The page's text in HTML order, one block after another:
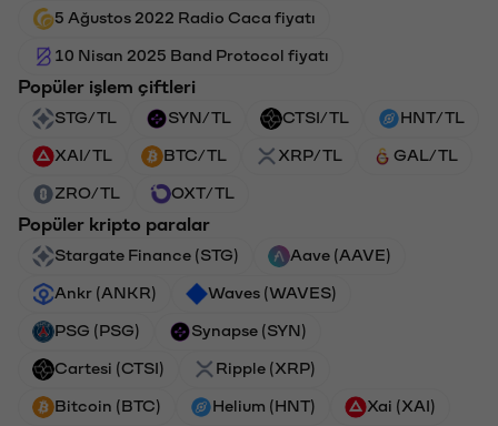
5 Ağustos 2022 Radio Caca fiyatı
10 Nisan 2025 Band Protocol fiyatı
Popüler işlem çiftleri
STG/TL SYN/TL CTSI/TL HNT/TL
XAI/TL BTC/TL XRP/TL GAL/TL
ZRO/TL OXT/TL
Popüler kripto paralar
Stargate Finance (STG) Aave (AAVE)
Ankr (ANKR) Waves (WAVES)
PSG (PSG) Synapse (SYN)
Cartesi (CTSI) Ripple (XRP)
Bitcoin (BTC) Helium (HNT) Xai (XAI)